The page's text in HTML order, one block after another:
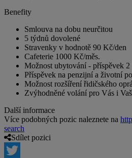
Benefity
Smlouva na dobu neurčitou
5 týdnů dovolené
Stravenky v hodnotě 90 Kč/den
Cafeterie 1000 Kč/měs.
Možnost ubytování - příspěvek 2
Příspěvek na penzijní a životní
Možnost rozšíření řidičského
Zvýhodněné volání pro Vás i
Další informace
Více podobných pozic naleznete na
search
Sdílet pozici